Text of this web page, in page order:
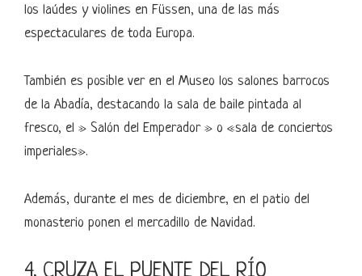
los laúdes y violines en Füssen, una de las más
espectaculares de toda Europa.
También es posible ver en el Museo los salones barrocos
de la Abadía, destacando la sala de baile pintada al
fresco, el » Salón del Emperador » o «sala de conciertos
imperiales».
Además, durante el mes de diciembre, en el patio del
monasterio ponen el mercadillo de Navidad.